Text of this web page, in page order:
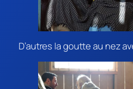
D’autres la goutte au nez